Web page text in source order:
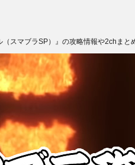
スマブラSP）』の攻略情報や2chまと